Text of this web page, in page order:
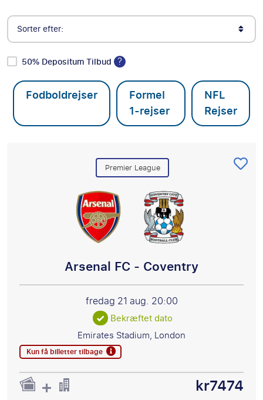
Sorter efter:
50% Depositum Tilbud ?
Fodboldrejser Formel
1-rejser
NFL
Rejser
Premier League
Arsenal FC - Coventry
fredag 21 aug. 20:00
Bekræftet dato
Emirates Stadium, London
Kun få billetter tilbage
kr7474